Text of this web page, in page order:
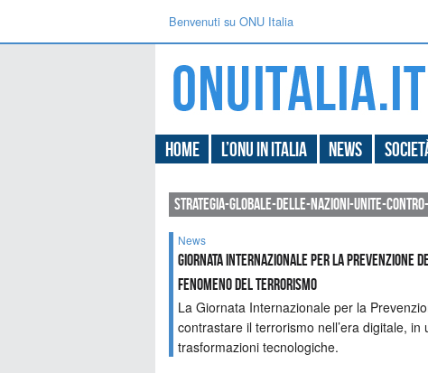
Benvenuti su ONU Italia
Home L’ONU in Italia News
strategia-globale-delle-nazioni-unite-
News
Giornata Internazionale per la Prevenzione
Fenomeno del Terrorismo
La Giornata Internazionale per la
contrastare il terrorismo nell’era digitale,
trasformazioni tecnologiche.